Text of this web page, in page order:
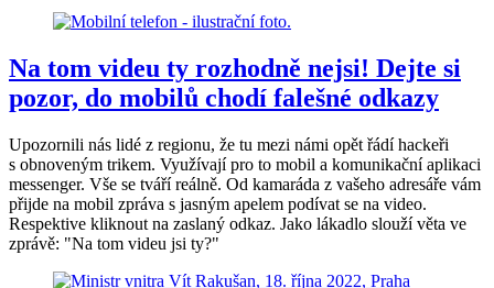
Na tom videu ty rozhodně nejsi! Dejte si
pozor, do mobilů chodí falešné odkazy
Upozornili nás lidé z regionu, že tu mezi námi opět řádí hackeři
s obnoveným trikem. Využívají pro to mobil a komunikační aplikaci
messenger. Vše se tváří reálně. Od kamaráda z vašeho adresáře vám
přijde na mobil zpráva s jasným apelem podívat se na video.
Respektive kliknout na zaslaný odkaz. Jako lákadlo slouží věta ve
zprávě: "Na tom videu jsi ty?"